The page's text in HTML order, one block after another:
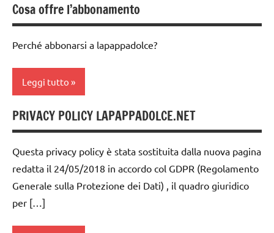
MONTESSORI
DA ZERO A
TRE ANNI
ARGOMENTI
PER ETA'
TUTTI GLI
ARTICOLI
VITA
PRATICA
web
TUTTI GLI
ARTICOLI
web
Cosa offre l’abbonamento
Perché abbonarsi a lapappadolce?
Leggi tutto
TUTTI GLI
ARTICOLI
web
PRIVACY POLICY LAPAPPADOLCE.NET
Questa privacy policy è stata sostituita dalla nuova pagina
redatta il 24/05/2018 in accordo col GDPR (Regolamento
Generale sulla Protezione dei Dati) , il quadro giuridico
per […]